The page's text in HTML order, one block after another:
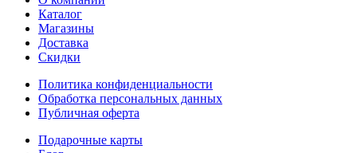
Каталог
Магазины
Доставка
Скидки
Политика конфиденциальности
Обработка персональных данных
Публичная оферта
Подарочные карты